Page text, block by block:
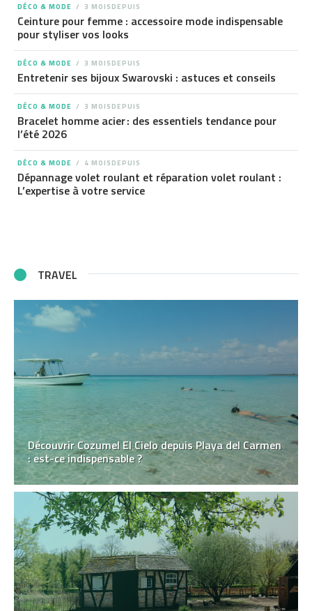
DÉCO & MODE 3 MOISDEPUIS
Ceinture pour femme : accessoire mode indispensable
pour styliser vos looks
DÉCO & MODE 3 MOISDEPUIS
Entretenir ses bijoux Swarovski : astuces et conseils
DÉCO & MODE 3 MOISDEPUIS
Bracelet homme acier : des essentiels tendance pour
l’été 2026
DÉCO & MODE 4 MOISDEPUIS
Dépannage volet roulant et réparation volet roulant :
L’expertise à votre service
TRAVEL
Découvrir Cozumel El Cielo depuis Playa del Carmen
: est-ce indispensable ?